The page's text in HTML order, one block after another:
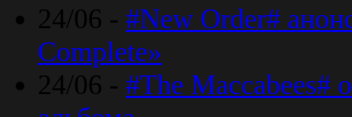
24/06 - #New Order#
Complete»
24/06 - #The Maccabees#